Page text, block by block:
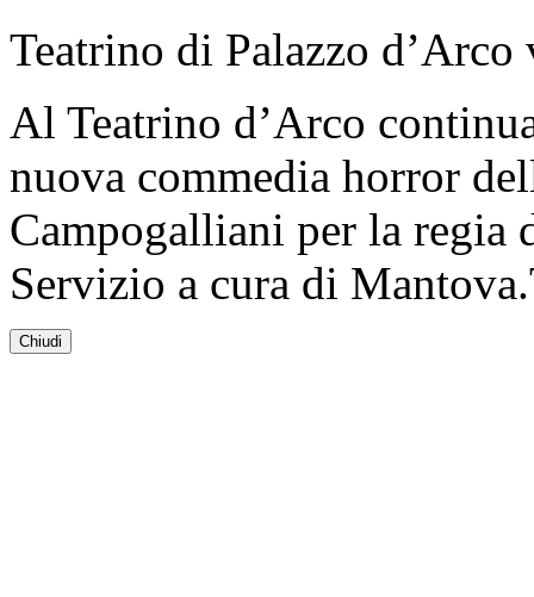
Teatrino di Palazzo d’Arco
Al Teatrino d’Arco
nuova commedia horror
Campogalliani per la
Servizio a cura di
Chiudi